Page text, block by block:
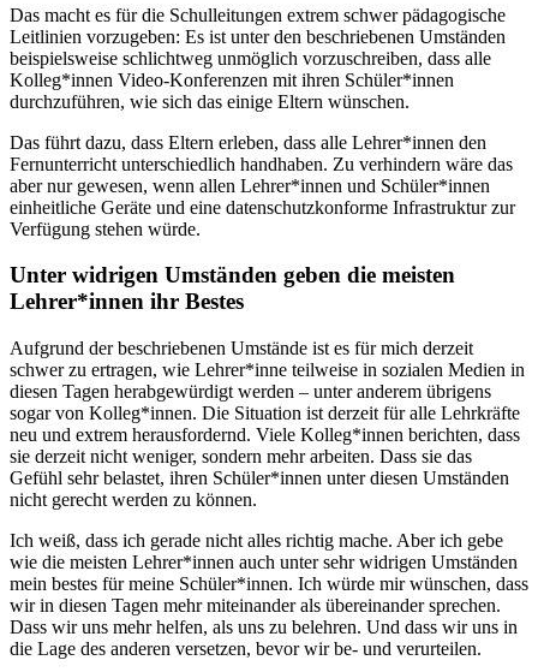
Das macht es für die Schulleitungen extrem schwer pädagogische
Leitlinien vorzugeben: Es ist unter den beschriebenen Umständen
beispielsweise schlichtweg unmöglich vorzuschreiben, dass alle
Kolleg*innen Video-Konferenzen mit ihren Schüler*innen
durchzuführen, wie sich das einige Eltern wünschen.
Das führt dazu, dass Eltern erleben, dass alle Lehrer*innen den
Fernunterricht unterschiedlich handhaben. Zu verhindern wäre das
aber nur gewesen, wenn allen Lehrer*innen und Schüler*innen
einheitliche Geräte und eine datenschutzkonforme Infrastruktur zur
Verfügung stehen würde.
Unter widrigen Umständen geben die meisten
Lehrer*innen ihr Bestes
Aufgrund der beschriebenen Umstände ist es für mich derzeit
schwer zu ertragen, wie Lehrer*inne teilweise in sozialen Medien in
diesen Tagen herabgewürdigt werden – unter anderem übrigens
sogar von Kolleg*innen. Die Situation ist derzeit für alle Lehrkräfte
neu und extrem herausfordernd. Viele Kolleg*innen berichten, dass
sie derzeit nicht weniger, sondern mehr arbeiten. Dass sie das
Gefühl sehr belastet, ihren Schüler*innen unter diesen Umständen
nicht gerecht werden zu können.
Ich weiß, dass ich gerade nicht alles richtig mache. Aber ich gebe
wie die meisten Lehrer*innen auch unter sehr widrigen Umständen
mein bestes für meine Schüler*innen. Ich würde mir wünschen, dass
wir in diesen Tagen mehr miteinander als übereinander sprechen.
Dass wir uns mehr helfen, als uns zu belehren. Und dass wir uns in
die Lage des anderen versetzen, bevor wir be- und verurteilen.